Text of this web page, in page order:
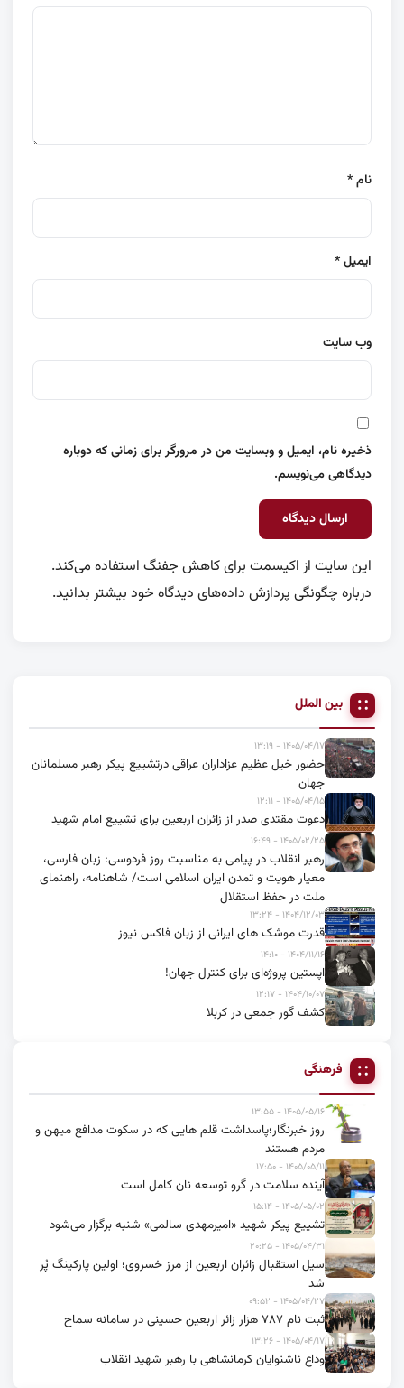
بین الملل
۱۴۰۵/۰۴/۱۷ - ۱۳:۱۹
حضور خیل عظیم عزاداران عراقی درتشییع پیکر رهبر مسلمانان
جهان
۱۴۰۵/۰۴/۱۵ - ۱۲:۱۱
دعوت مقتدی صدر از زائران اربعین برای تشییع امام شهید
۱۴۰۵/۰۲/۲۵ - ۱۶:۴۹
رهبر انقلاب در پیامی به مناسبت روز فردوسی: زبان فارسی،
معیار هویت و تمدن ایران اسلامی است/ شاهنامه، راهنمای
ملت در حفظ استقلال
۱۴۰۴/۱۲/۰۳ - ۱۳:۲۴
قدرت موشک های ایرانی از زبان فاکس نیوز
۱۴۰۴/۱۱/۱۶ - ۱۴:۱۰
اپستین پروژه‌ای برای کنترل جهان!
۱۴۰۴/۱۰/۰۷ - ۱۲:۱۷
کشف گور جمعی در کربلا
فرهنگی
۱۴۰۵/۰۵/۱۶ - ۱۳:۵۵
روز خبرنگار؛پاسداشت قلم هایی که در سکوت مدافع میهن و
مردم هستند
۱۴۰۵/۰۵/۱۱ - ۱۷:۵۰
آینده سلامت در گرو توسعه نان کامل است
۱۴۰۵/۰۵/۰۲ - ۱۵:۱۴
تشییع پیکر شهید «امیرمهدی سالمی» شنبه برگزار می‌شود
۱۴۰۵/۰۴/۳۱ - ۲۰:۲۵
سیل استقبال زائران اربعین از مرز خسروی؛ اولین پارکینگ پُر
شد
۱۴۰۵/۰۴/۲۷ - ۰۹:۵۲
ثبت نام ۷۸۷ هزار زائر اربعین حسینی در سامانه سماح
۱۴۰۵/۰۴/۱۷ - ۱۳:۲۶
وداع ناشنوایان کرمانشاهی با رهبر شهید انقلاب
نام*
ایمیل*
وب‌ سایت
ذخیره نام، ایمیل و وبسایت من در مرورگر برای زمانی که دوباره
دیدگاهی می‌نویسم.
این سایت از اکیسمت برای کاهش جفنگ استفاده می‌کند.
درباره چگونگی پردازش داده‌های دیدگاه خود بیشتر بدانید.